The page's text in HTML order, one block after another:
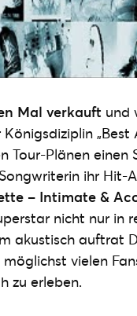
Mal verkauft und
„Best
Plänen einen
ihr Hit-
– Intimate &
nicht nur in
akustisch auftrat
vielen
zu erleben.